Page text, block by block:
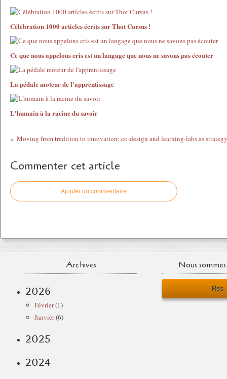
Célébration 1000 articles écrits sur Thot Cursus !
Ce que nous appelons cris est un langage que nous ne savons pas écouter
La pédale moteur de l'apprentissage
L'humain à la racine du savoir
Commenter cet article
Ajouter un commentaire
Archives
2026
Février(1)
Janvier(6)
2025
2024
Nous
Rss